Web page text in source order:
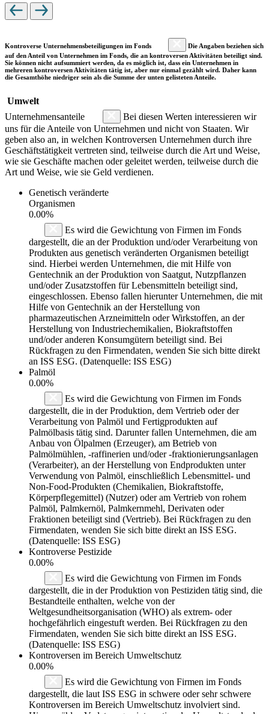
Kontroverse Unternehmensbeteiligungen im Fonds
Die Angaben beziehen sich
auf den Anteil von Unternehmen im Fonds, die an kontroversen Aktivitäten beteiligt sind.
Sie können nicht aufsummiert werden, da es möglich ist, dass ein Unternehmen in
mehreren kontroversen Aktivitäten tätig ist, aber nur einmal gezählt wird. Daher kann
die Gesamthöhe niedriger sein als die Summe der unten gelisteten Anteile.
Umwelt
Unternehmensanteile
Bei diesen Werten interessieren wir
uns für die Anteile von Unternehmen und nicht von Staaten. Wir
geben also an, in welchen Kontroversen Unternehmen durch ihre
Geschäftstätigkeit vertreten sind, teilweise durch die Art und Weise,
wie sie Geschäfte machen oder geleitet werden, teilweise durch die
Art und Weise, wie sie Geld verdienen.
Genetisch veränderte
Organismen
0.00%
Es wird die Gewichtung von Firmen im Fonds
dargestellt, die an der Produktion und/oder Verarbeitung von
Produkten aus genetisch veränderten Organismen beteiligt
sind. Hierbei werden Unternehmen, die mit Hilfe von
Gentechnik an der Produktion von Saatgut, Nutzpflanzen
und/oder Zusatzstoffen für Lebensmitteln beteiligt sind,
eingeschlossen. Ebenso fallen hierunter Unternehmen, die mit
Hilfe von Gentechnik an der Herstellung von
pharmazeutischen Arzneimitteln oder Wirkstoffen, an der
Herstellung von Industriechemikalien, Biokraftstoffen
und/oder anderen Konsumgütern beteiligt sind. Bei
Rückfragen zu den Firmendaten, wenden Sie sich bitte direkt
an ISS ESG. (Datenquelle: ISS ESG)
Palmöl
0.00%
Es wird die Gewichtung von Firmen im Fonds
dargestellt, die in der Produktion, dem Vertrieb oder der
Verarbeitung von Palmöl und Fertigprodukten auf
Palmölbasis tätig sind. Darunter fallen Unternehmen, die am
Anbau von Ölpalmen (Erzeuger), am Betrieb von
Palmölmühlen, -raffinerien und/oder -fraktionierungsanlagen
(Verarbeiter), an der Herstellung von Endprodukten unter
Verwendung von Palmöl, einschließlich Lebensmittel- und
Non-Food-Produkten (Chemikalien, Biokraftstoffe,
Körperpflegemittel) (Nutzer) oder am Vertrieb von rohem
Palmöl, Palmkernöl, Palmkernmehl, Derivaten oder
Fraktionen beteiligt sind (Vertrieb). Bei Rückfragen zu den
Firmendaten, wenden Sie sich bitte direkt an ISS ESG.
(Datenquelle: ISS ESG)
Kontroverse Pestizide
0.00%
Es wird die Gewichtung von Firmen im Fonds
dargestellt, die in der Produktion von Pestiziden tätig sind, die
Bestandteile enthalten, welche von der
Weltgesundheitsorganisation (WHO) als extrem- oder
hochgefährlich eingestuft werden. Bei Rückfragen zu den
Firmendaten, wenden Sie sich bitte direkt an ISS ESG.
(Datenquelle: ISS ESG)
Kontroversen im Bereich Umweltschutz
0.00%
Es wird die Gewichtung von Firmen im Fonds
dargestellt, die laut ISS ESG in schwere oder sehr schwere
Kontroversen im Bereich Umweltschutz involviert sind.